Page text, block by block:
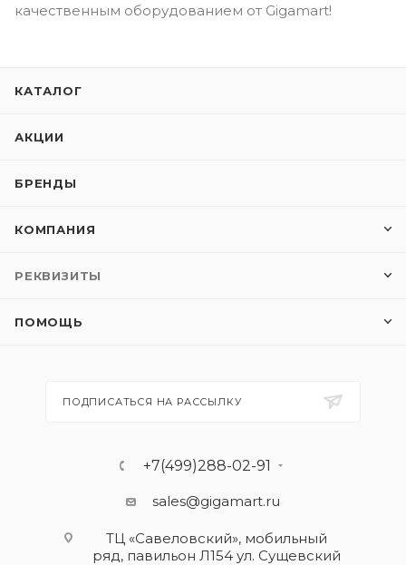
качественным оборудованием от Gigamart!
КАТАЛОГ
АКЦИИ
БРЕНДЫ
КОМПАНИЯ
РЕКВИЗИТЫ
ПОМОЩЬ
ПОДПИСАТЬСЯ НА РАССЫЛКУ
+7(499)288-02-91
sales@gigamart.ru
ТЦ «Савеловский», мобильный
ряд, павильон Л154 ул. Сущевский